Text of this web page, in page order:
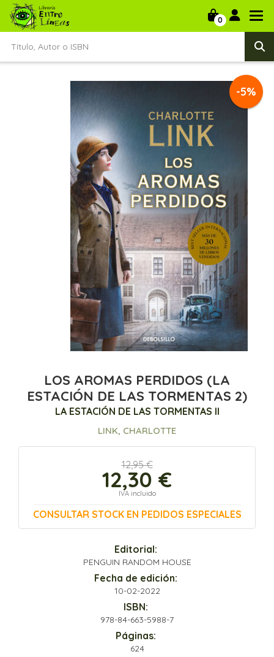
0
-5%
LOS AROMAS PERDIDOS (LA
ESTACIÓN DE LAS TORMENTAS 2)
LA ESTACIÓN DE LAS TORMENTAS II
LINK, CHARLOTTE
12,95 €
12,30 €
IVA incluido
CONSULTAR STOCK EN PEDIDOS ESPECIALES
Editorial:
PENGUIN RANDOM HOUSE
Fecha de edición:
10-02-2022
ISBN:
978-84-663-5988-7
Páginas:
624